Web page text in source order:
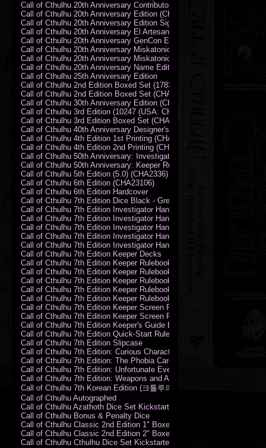
Call of Cthulhu 20th Anniversary Contributor Edition
Call of Cthulhu 20th Anniversary Edition (CHA2399)
Call of Cthulhu 20th Anniversary Edition Signed by Sandy Petersen
Call of Cthulhu 20th Anniversary El Artesano del Rey Edition
Call of Cthulhu 20th Anniversary GenCon Edition
Call of Cthulhu 20th Anniversary Miskatonic University Library Edition
Call of Cthulhu 20th Anniversary Miskatonic University Library Edition
Call of Cthulhu 20th Anniversary Name Edition
Call of Cthulhu 25th Anniversary Edition
Call of Cthulhu 2nd Edition Boxed Set (178301)
Call of Cthulhu 2nd Edition Boxed Set (CHA2301-X)
Call of Cthulhu 30th Anniversary Edition (CHA23126)
Call of Cthulhu 3rd Edition (10247 (USA: CHA2317-H))
Call of Cthulhu 3rd Edition Boxed Set (CHA2301-X)
Call of Cthulhu 40th Anniversary Designer's Edition 2009-DX
Call of Cthulhu 4th Edition 1st Printing (CHA2324)
Call of Cthulhu 4th Edition 2nd Printing (CHA2324)
Call of Cthulhu 50th Anniversary: Investigator Handbook (PDF)
Call of Cthulhu 50th Anniversary: Keeper Rulebook (PDF)
Call of Cthulhu 5th Edition (5.0) (CHA2336)
Call of Cthulhu 6th Edition (CHA23106)
Call of Cthulhu 6th Edition Hardcover
Call of Cthulhu 7th Edition Dice Black - Green
Call of Cthulhu 7th Edition Investigator Handbook (PDF)
Call of Cthulhu 7th Edition Investigator Handbook Backer Proof (PDF)
Call of Cthulhu 7th Edition Investigator Handbook Hardcover
Call of Cthulhu 7th Edition Investigator Handbook Leatherette
Call of Cthulhu 7th Edition Investigator Handbook Softcover
Call of Cthulhu 7th Edition Keeper Decks
Call of Cthulhu 7th Edition Keeper Rulebook (PDF)
Call of Cthulhu 7th Edition Keeper Rulebook Backer Proof (PDF)
Call of Cthulhu 7th Edition Keeper Rulebook Hardcover
Call of Cthulhu 7th Edition Keeper Rulebook Leatherette
Call of Cthulhu 7th Edition Keeper Rulebook Softcover
Call of Cthulhu 7th Edition Keeper Screen Pack
Call of Cthulhu 7th Edition Keeper Screen Pack (PDF)
Call of Cthulhu 7th Edition Keeper's Guide El Artesano del Rey Edition
Call of Cthulhu 7th Edition Quick-Start Rules (PDF)
Call of Cthulhu 7th Edition Slipcase
Call of Cthulhu 7th Edition: Curious Characters Card Deck
Call of Cthulhu 7th Edition: The Phobia Card Deck
Call of Cthulhu 7th Edition: Unfortunate Events Card Deck
Call of Cthulhu 7th Edition: Weapons and Artifacts Card Deck
Call of Cthulhu 7th Korean Edition (크툴루의 부름: 수호자 룰북)
Call of Cthulhu Autographed
Call of Cthulhu Azathoth Dice Set Kickstarter Edition
Call of Cthulhu Bonus & Penalty Dice
Call of Cthulhu Classic 2nd Edition 1" Boxed Rules Set
Call of Cthulhu Classic 2nd Edition 2" Boxed Rules Set
Call of Cthulhu Cthulhu Dice Set Kickstarter Edition